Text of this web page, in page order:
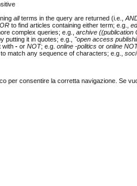
allterms in the query are returned (i.e.,
OR to find articles containing either term; e.g.,
complex queries; e.g.,archive ((publication
putting it in quotes; e.g., "open access
with- orNOT; e.g.online -politics oronline
match any sequence of characters; e.g.,
per consentire la corretta navigazione. Se